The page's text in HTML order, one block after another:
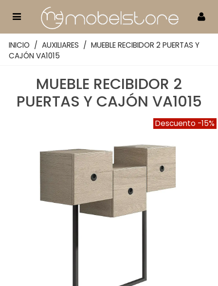
INICIO / AUXILIARES / MUEBLE RECIBIDOR 2 PUERTAS Y
CAJÓN VA1015
MUEBLE RECIBIDOR 2
PUERTAS Y CAJÓN VA1015
Descuento -15%